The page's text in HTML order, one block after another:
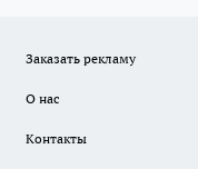
Заказать рекламу
О нас
Контакты